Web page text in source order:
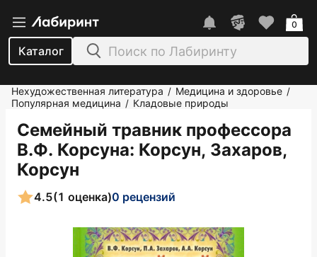
Каталог
0
Нехудожественная литература / Медицина и здоровье /
Популярная медицина / Кладовые природы
Семейный травник профессора
В.Ф. Корсуна: Корсун, Захаров,
Корсун
4.5(1 оценка)0 рецензий